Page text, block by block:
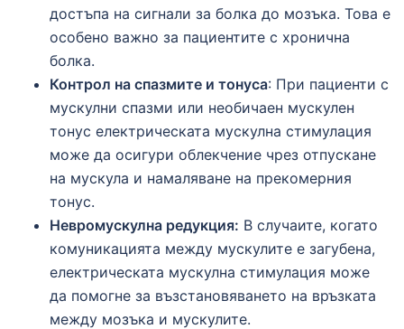
достъпа на сигнали за болка до мозъка. Това е
особено важно за пациентите с хронична
болка.
Контрол на спазмите и тонуса: При пациенти с
мускулни спазми или необичаен мускулен
тонус електрическата мускулна стимулация
може да осигури облекчение чрез отпускане
на мускула и намаляване на прекомерния
тонус.
Невромускулна редукция: В случаите, когато
комуникацията между мускулите е загубена,
електрическата мускулна стимулация може
да помогне за възстановяването на връзката
между мозъка и мускулите.